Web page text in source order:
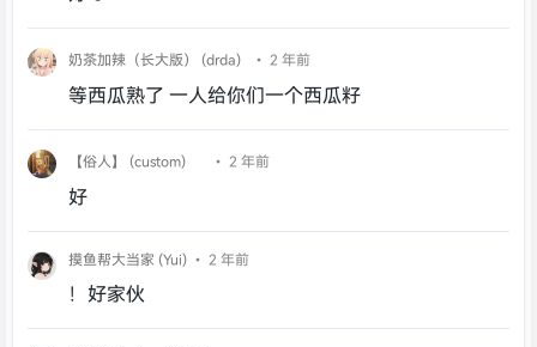
奶茶加辣（长大版） (drda) • 2 年前
等西瓜熟了 一人给你们一个西瓜籽
【俗人】 (custom) • 2 年前
好
摸鱼帮大当家 (Yui) • 2 年前
！好家伙